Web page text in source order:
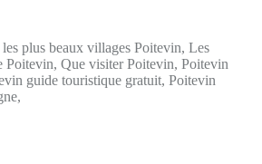
plus beaux villages Poitevin, Les
Poitevin, Que visiter Poitevin, Poitevin
guide touristique gratuit, Poitevin